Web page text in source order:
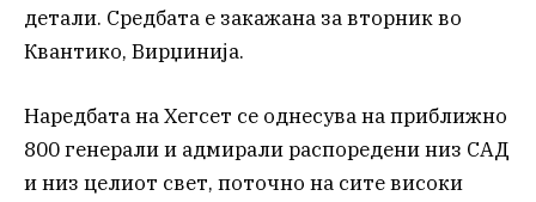
детали. Средбата е закажана за вторник во
Квантико, Вирџинија.
Наредбата на Хегсет се однесува на приближно
800 генерали и адмирали распоредени низ САД
и низ целиот свет, поточно на сите високи